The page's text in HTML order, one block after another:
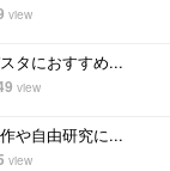
view
タにおすすめ...
view
や自由研究に...
view